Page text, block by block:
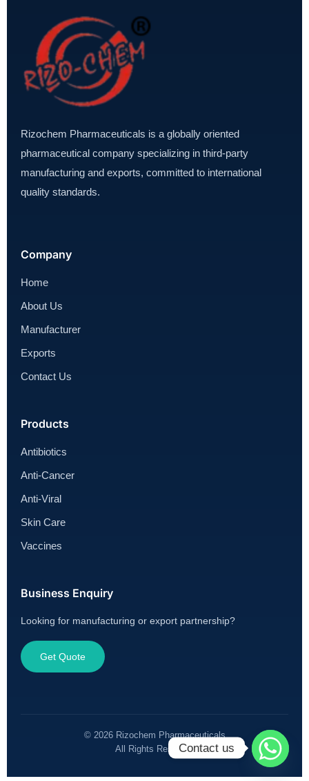
Rizochem Pharmaceuticals is a globally oriented
pharmaceutical company specializing in third-party
manufacturing and exports, committed to international
quality standards.
Company
Home
About Us
Manufacturer
Exports
Contact Us
Products
Antibiotics
Anti-Cancer
Anti-Viral
Skin Care
Vaccines
Business Enquiry
Looking for manufacturing or export partnership?
Get Quote
© 2026 Rizochem Pharmaceuticals
All Rights ReservedContact us